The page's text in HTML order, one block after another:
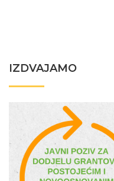
IZDVAJAMO